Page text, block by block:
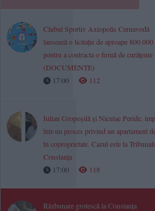
Clubul Sportiv Axiopolis Cernavodă
lansează o licitație de aproape 800.000
pentru a contracta o firmă de curățenie
(DOCUMENTE)
17:00
112
Iulian Gropoșilă și Niculae Peride,
într-un proces privind un apartament
în coproprietate. Cazul este la
Constanța
17:00
118
Răzbunare grotescă la Constanța